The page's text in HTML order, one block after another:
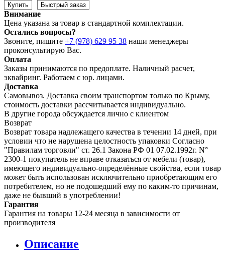
Купить Быстрый заказ
Внимание
Цена указана за товар в стандартной комплектации.
Остались вопросы?
Звоните, пишите +7 (978) 629 95 38 наши менеджеры
проконсультирую Вас.
Оплата
Заказы принимаются по предоплате. Наличный расчет,
эквайринг. Работаем с юр. лицами.
Доставка
Самовывоз. Доставка своим транспортом только по Крыму,
стоимость доставки рассчитывается индивидуально.
В другие города обсуждается лично с клиентом
Возврат
Возврат товара надлежащего качества в течении 14 дней, при
условии что не нарушена целостность упаковки Согласно
"Правилам торговли" ст. 26.1 Закона РФ 01 07.02.1992г. N°
2300-1 покупатель не вправе отказаться от мебели (товар),
имеющего индивидуально-определённые свойства, если товар
может быть использован исключительно приобретающим его
потребителем, но не подошедший eмy по каким-то причинам,
даже не бывший в употреблении!
Гарантия
Гарантия на товары 12-24 месяца в зависимости от
производителя
Описание